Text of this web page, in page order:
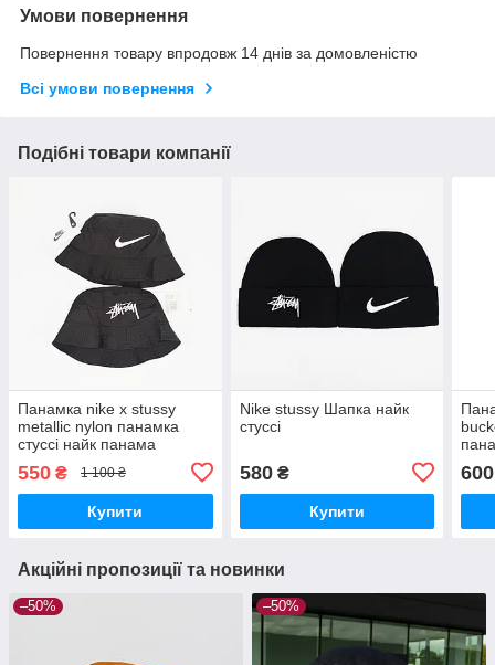
Умови повернення
Повернення товару впродовж 14 днів за домовленістю
Всі умови повернення
Подібні товари компанії
Панамка nike х stussy
metallic nylon панамка
стуссі найк панама
550 ₴ 1 100 ₴
Купити
Nike stussy Шапка найк
стуссі
580₴
Купити
600
Акційні пропозиції та новинки
–50% –50%